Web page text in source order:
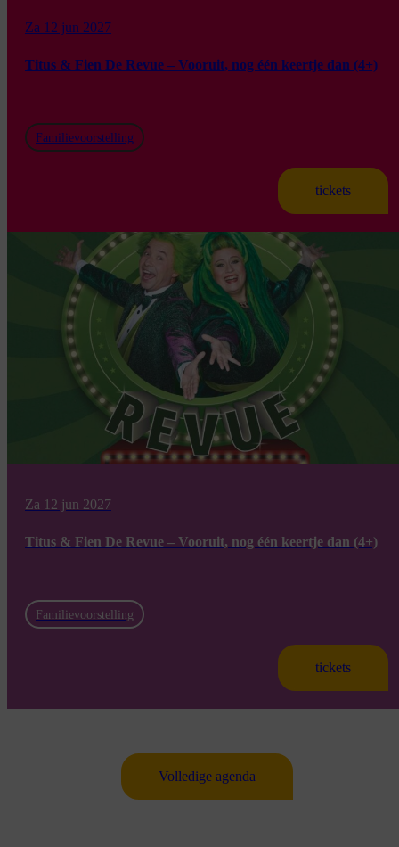
Za 12 jun 2027
Titus & Fien De Revue – Vooruit, nog één keertje dan (4+)
Familievoorstelling
tickets
Za 12 jun 2027
Titus & Fien De Revue – Vooruit, nog één keertje dan (4+)
Familievoorstelling
tickets
Volledige agenda